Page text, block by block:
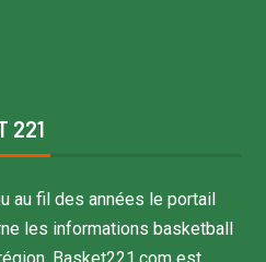
221
au fil des années le portail
les informations basketball